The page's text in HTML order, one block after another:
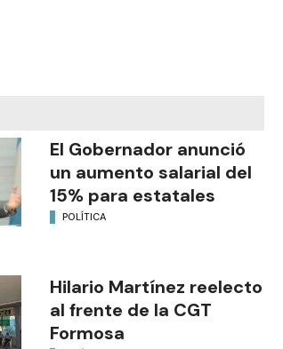
El Gobernador anunció
un aumento salarial del
15% para estatales
POLÍTICA
Hilario Martínez reelecto
al frente de la CGT
Formosa